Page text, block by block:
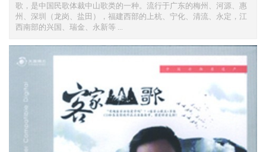
歌，是中国民歌体裁中山歌类的一种。流行于广东的梅州、河源、惠
州、深圳（龙岗、盐田），福建西部的上杭、宁化、清流、永定，江
西南部的兴国、瑞金、永新等 ...